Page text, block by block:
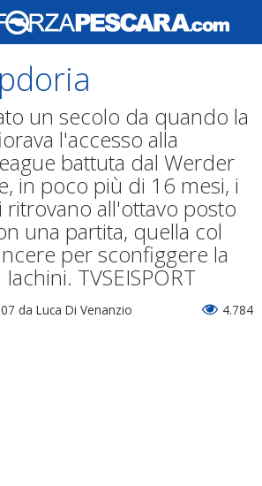
un secolo da quando la
l'accesso alla
battuta dal Werder
in poco più di 16 mesi, i
ritrovano all'ottavo posto
una partita, quella col
per sconfiggere la
TVSEISPORT
da Luca Di Venanzio 4.784